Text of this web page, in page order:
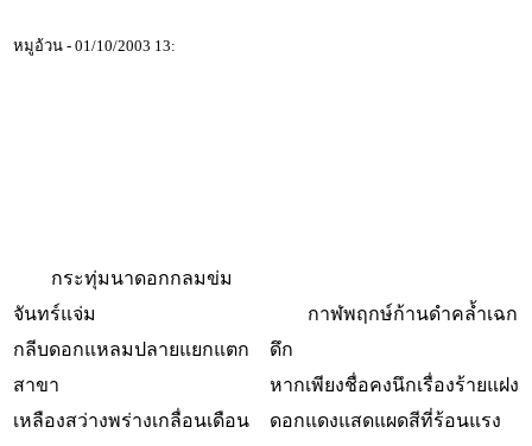
หมูอ้วน - 01/10/2003 13:
กระทุ่มนาดอกกลมข่ม
จันทร์แจ่ม
กลีบดอกแหลมปลายแยกแตก
สาขา
เหลืองสว่างพร่างเกลื่อนเดือน
กาฬพฤกษ์ก้านดำคล้ำเฉก
ดึก
หากเพียงชื่อคงนึกเรื่องร้ายแฝง
ดอกแดงแสดแผดสีที่ร้อนแรง